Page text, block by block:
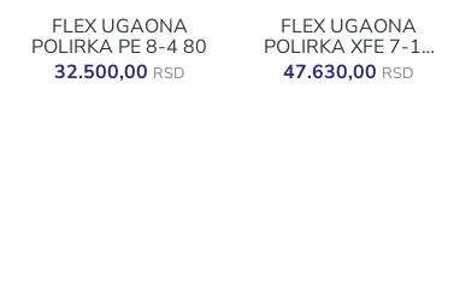
FLEX UGAONA
POLIRKA PE 8-4 80
32.500,00 RSD
FLEX UGAONA
POLIRKA XFE 7-12
80 ORBITALNA
47.630,00 RSD